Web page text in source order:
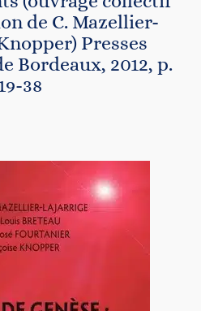
de C. Mazellier-
Presses
Bordeaux, 2012, p.
38